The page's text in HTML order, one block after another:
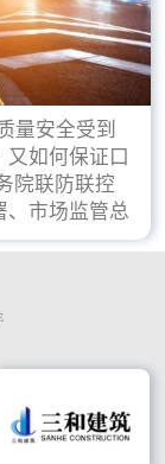
量安全受到
如何保证口
院联防联控
、市场监管总